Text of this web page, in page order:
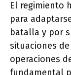
El regimiento
para
batalla y por
situaciones
operaciones
fundamental